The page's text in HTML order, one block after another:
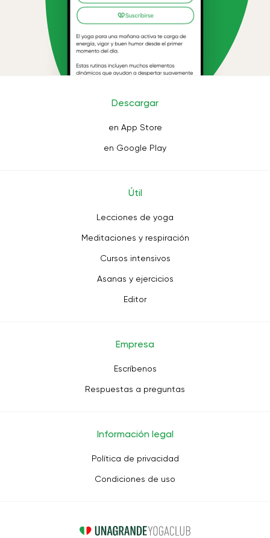
Descargar
en App Store
en Google Play
Útil
Lecciones de yoga
Meditaciones y respiración
Cursos intensivos
Asanas y ejercicios
Editor
Empresa
Escríbenos
Respuestas a preguntas
Información legal
Política de privacidad
Condiciones de uso